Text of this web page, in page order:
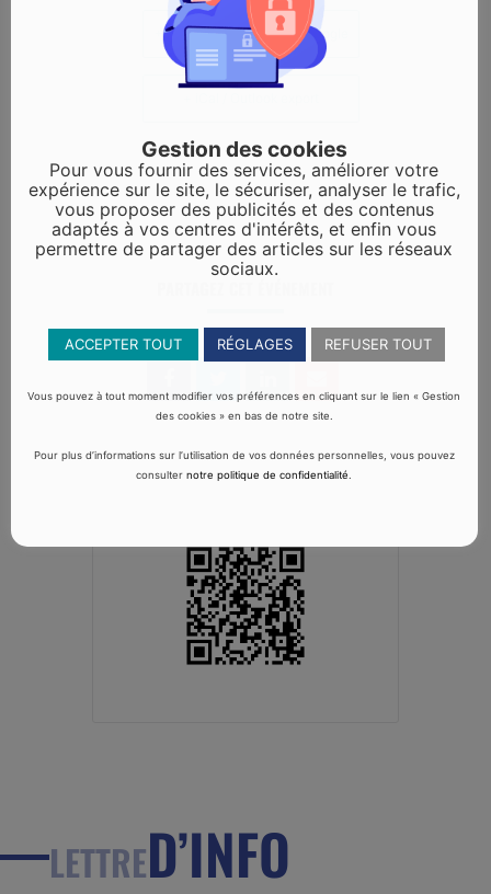
+ Ajouter à mon Agenda Google
LETTRED’INFO
Gestion des cookies
Pour vous fournir des services, améliorer votre
expérience sur le site, le sécuriser, analyser le trafic,
vous proposer des publicités et des contenus
adaptés à vos centres d'intérêts, et enfin vous
permettre de partager des articles sur les réseaux
sociaux.
ACCEPTER TOUT RÉGLAGES REFUSER TOUT
Vous pouvez à tout moment modifier vos préférences en cliquant sur le lien « Gestion
des cookies » en bas de notre site.
Pour plus d’informations sur l’utilisation de vos données personnelles, vous pouvez
consulternotre politique de confidentialité.